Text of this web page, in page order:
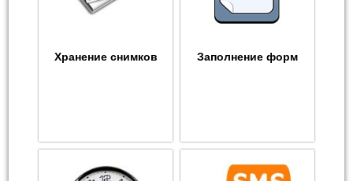
Хранение снимков Заполнение форм